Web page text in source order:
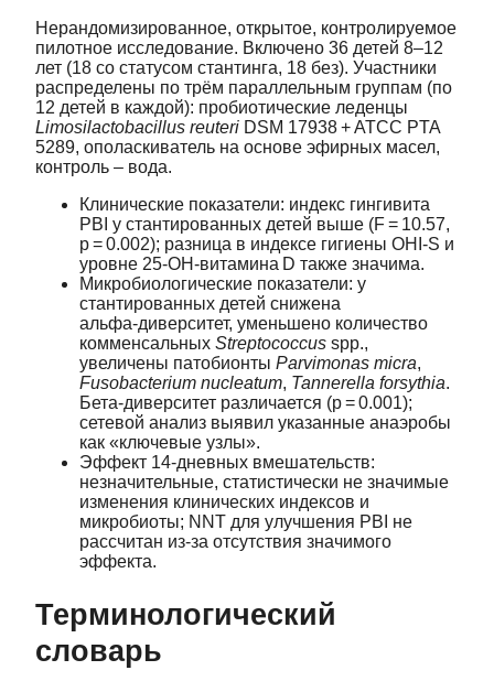
Нерандомизированное, открытое, контролируемое
пилотное исследование. Включено 36 детей 8–12
лет (18 со статусом стантинга, 18 без). Участники
распределены по трём параллельным группам (по
12 детей в каждой): пробиотические леденцы
Limosilactobacillus reuteri DSM 17938 + ATCC PTA
5289, ополаскиватель на основе эфирных масел,
контроль – вода.
Клинические показатели: индекс гингивита
PBI у стантированных детей выше (F = 10.57,
p = 0.002); разница в индексе гигиены OHI‑S и
уровне 25‑OH‑витамина D также значима.
Микробиологические показатели: у
стантированных детей снижена
альфа‑диверситет, уменьшено количество
комменсальных Streptococcus spp.,
увеличены патобионты Parvimonas micra,
Fusobacterium nucleatum, Tannerella forsythia.
Бета‑диверситет различается (p = 0.001);
сетевой анализ выявил указанные анаэробы
как «ключевые узлы».
Эффект 14‑дневных вмешательств:
незначительные, статистически не значимые
изменения клинических индексов и
микробиоты; NNT для улучшения PBI не
рассчитан из‑за отсутствия значимого
эффекта.
Терминологический
словарь